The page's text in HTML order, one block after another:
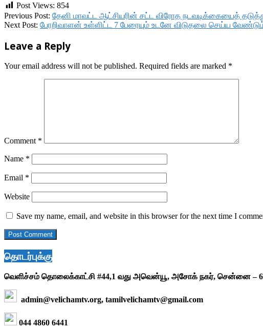
Post Views: 854
2018-
09-
Previous Post: தேனி மாவட்ட ஆட்சியரின் சட்ட விரோத நடவடிக்கையைத்
Next Post: பேரறிவாளன் உள்ளிட்ட 7 பேரையும் உடனே விடுதலை செய்ய
Leave a Reply
Your email address will not be published. Required fields are marked *
Comment *
Name *
Email *
Website
Save my name, email, and website in this browser for the next time I
தொடர்புக்கு
வெளிச்சம் தொலைக்காட்சி #44,1 வது அவென்யூ, அசோக் நகர், சென்னை –
admin@velichamtv.org, tamilvelichamtv@gmail.com
044 4860 6441